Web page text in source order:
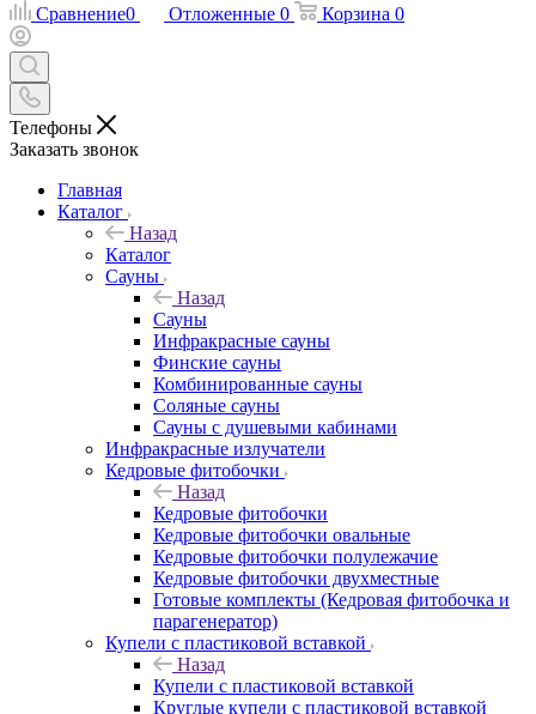
Сравнение0 Отложенные 0 Корзина 0
Телефоны
Заказать звонок
Главная
Каталог
Назад
Каталог
Сауны
Назад
Сауны
Инфракрасные сауны
Финские сауны
Комбинированные сауны
Соляные сауны
Сауны с душевыми кабинами
Инфракрасные излучатели
Кедровые фитобочки
Назад
Кедровые фитобочки
Кедровые фитобочки овальные
Кедровые фитобочки полулежачие
Кедровые фитобочки двухместные
Готовые комплекты (Кедровая фитобочка и
парагенератор)
Купели с пластиковой вставкой
Назад
Купели с пластиковой вставкой
Круглые купели с пластиковой вставкой